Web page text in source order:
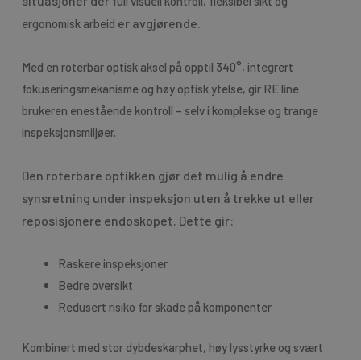
ergonomisk arbeid er avgjørende.
Med en roterbar optisk aksel på opptil 340°, integrert
fokuseringsmekanisme og høy optisk ytelse, gir RE line
brukeren enestående kontroll – selv i komplekse og trange
inspeksjonsmiljøer.
Den roterbare optikken gjør det mulig å endre
synsretning under inspeksjon uten å trekke ut eller
reposisjonere endoskopet. Dette gir:
Raskere inspeksjoner
Bedre oversikt
Redusert risiko for skade på komponenter
Kombinert med stor dybdeskarphet, høy lysstyrke og svært